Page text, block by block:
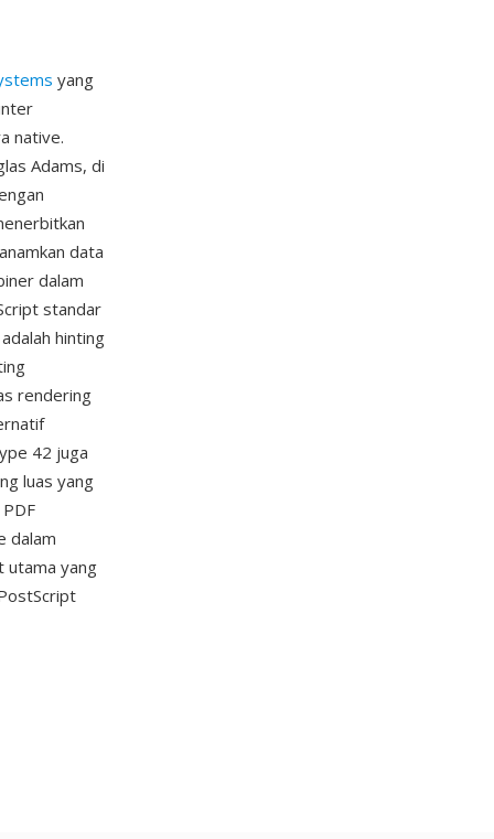
yang
native.
Adams, di
data
dalam
standar
hinting
rendering
42 juga
luas yang
dalam
utama yang